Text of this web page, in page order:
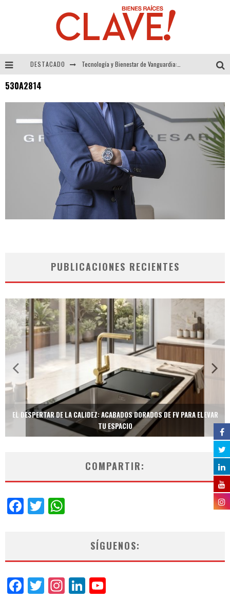
DESTACADO
Alexandra Bedoya – La Constancia detrás de La Paletería
El Despertar de la Calidez: Acabados Dorados de FV para Elevar tu Espacio
530A2814
PUBLICACIONES RECIENTES
EL DESPERTAR DE LA CALIDEZ: ACABADOS DORADOS DE FV PARA ELEVAR
TU ESPACIO
COMPARTIR:
Facebook
Twitter
SÍGUENOS:
Facebook
Twitter
Instagram
LinkedIn